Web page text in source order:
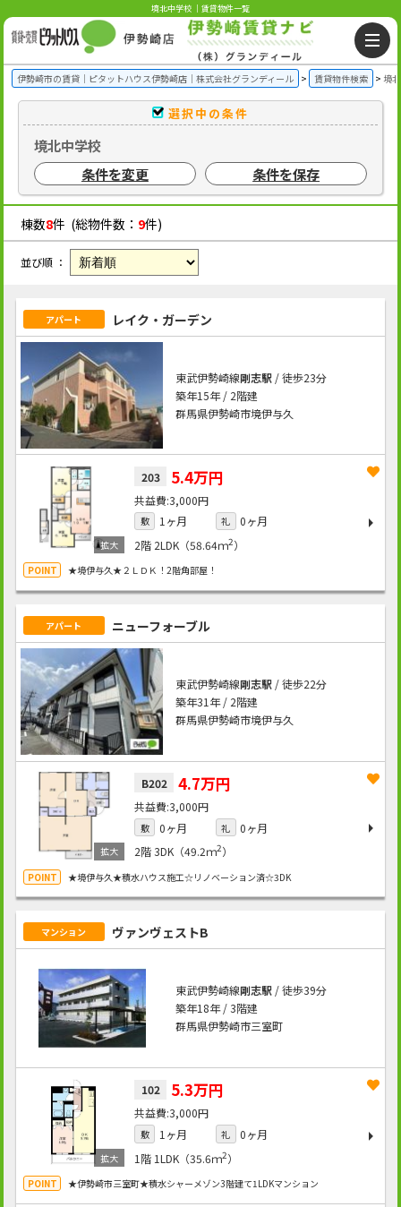
境北中学校 ｜賃貸物件一覧
伊勢崎市の賃貸｜ピタットハウス伊勢崎店｜株式会社グランディール 賃貸物件検索 境
選択中の条件
境北中学校
条件を変更
条件を保存
棟数8件 (総物件数： 9件)
並び順 ：
アパート レイク・ガーデン
東武伊勢崎線剛志駅/ 徒歩23分
築年15年 / 2階建
群馬県伊勢崎市境伊与久
203 5.4万円
3,000円
敷 1ヶ月 礼
0ヶ月
2階 2LDK（58.64ｍ2）
★境伊与久★２ＬＤＫ！2階角部屋！
アパート ニューフォーブル
東武伊勢崎線剛志駅/ 徒歩22分
築年31年 / 2階建
群馬県伊勢崎市境伊与久
B202 4.7万円
3,000円
敷 0ヶ月 礼
0ヶ月
2階3DK（49.2ｍ2）
★境伊与久★積水ハウス施工☆リノベーション済☆3DK
マンション ヴァンヴェストB
東武伊勢崎線剛志駅/ 徒歩39分
築年18年 / 3階建
群馬県伊勢崎市三室町
102 5.3万円
3,000円
敷 1ヶ月 礼
0ヶ月
1階 1LDK（35.6ｍ2）
★伊勢崎市三室町★積水シャーメゾン3階建て1LDKマンション